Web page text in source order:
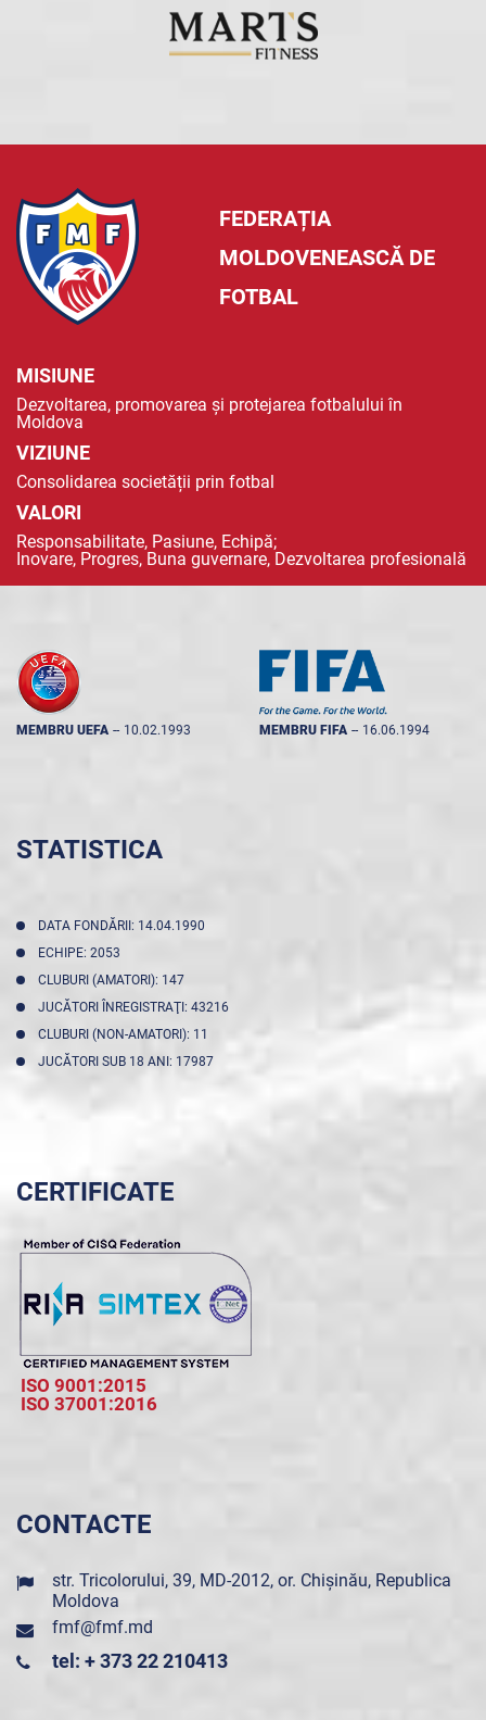
FEDERAȚIA
MOLDOVENEASCĂ DE
FOTBAL
MISIUNE
Dezvoltarea, promovarea și protejarea fotbalului în
Moldova
VIZIUNE
Consolidarea societății prin fotbal
VALORI
Responsabilitate, Pasiune, Echipă;
Inovare, Progres, Buna guvernare, Dezvoltarea profesională
MEMBRU UEFA -- 10.02.1993 MEMBRU FIFA -- 16.06.1994
STATISTICA
DATA FONDĂRII: 14.04.1990
ECHIPE: 2053
CLUBURI (AMATORI): 147
JUCĂTORI ÎNREGISTRAŢI: 43216
CLUBURI (NON-AMATORI): 11
JUCĂTORI SUB 18 ANI: 17987
CERTIFICATE
ISO 9001:2015
ISO 37001:2016
CONTACTE
str. Tricolorului, 39, MD-2012, or. Chișinău, Republica
Moldova
fmf@fmf.md
tel: + 373 22 210413